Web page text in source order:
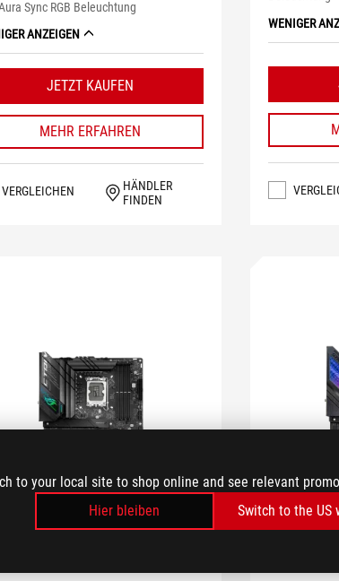
to your local site to shop online and see relevant
Hier bleiben
Switch to the US
Sync RGB Beleuchtung
ANZEIGEN
JETZT KAUFEN
MEHR ERFAHREN
VERGLEICHEN
HÄNDLER
FINDEN
WENIGER